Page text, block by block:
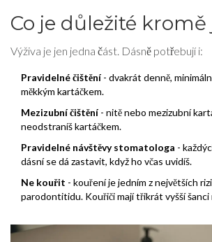
Co je důležité kromě
Výživa je jen jedna část. Dásně potřebují i:
Pravidelné čištění - dvakrát denně,
měkkým kartáčkem.
Mezizubní čištění - nitě nebo mezizubní
neodstraníš kartáčkem.
Pravidelné návštěvy stomatologa -
dásní se dá zastavit, když ho včas uvidíš.
Ne kouřit - kouření je jedním z největších
parodontitidu. Kouřiči mají třikrát vyšší šanci